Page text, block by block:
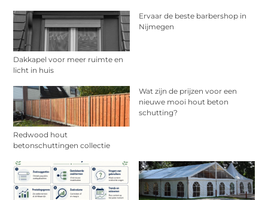
Dakkapel voor meer ruimte en
licht in huis
Ervaar de beste barbershop in
Nijmegen
Redwood hout
betonschuttingen collectie
Wat zijn de prijzen voor een
nieuwe mooi hout beton
schutting?